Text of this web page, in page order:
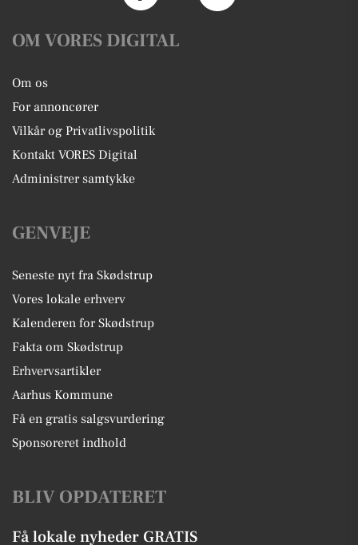
OM VORES DIGITAL
Om os
For annoncører
Vilkår og Privatlivspolitik
Kontakt VORES Digital
Administrer samtykke
GENVEJE
Seneste nyt fra Skødstrup
Vores lokale erhverv
Kalenderen for Skødstrup
Fakta om Skødstrup
Erhvervsartikler
Aarhus Kommune
Få en gratis salgsvurdering
Sponsoreret indhold
BLIV OPDATERET
Få lokale nyheder GRATIS